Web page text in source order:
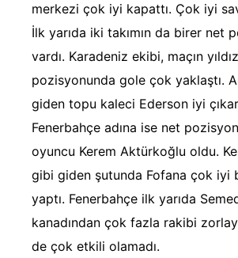
merkezi çok iyi kapattı. Çok iyi
İlk yarıda iki takımın da birer net
vardı. Karadeniz ekibi, maçın
pozisyonunda gole çok yaklaştı.
giden topu kaleci Ederson iyi
Fenerbahçe adına ise net
oyuncu Kerem Aktürkoğlu oldu.
gibi giden şutunda Fofana çok iyi
yaptı. Fenerbahçe ilk yarıda
kanadından çok fazla rakibi
de çok etkili olamadı.